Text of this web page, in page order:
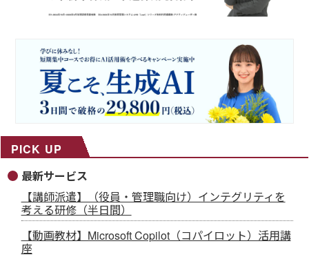
PICK UP
最新サービス
【講師派遣】（役員・管理職向け）インテグリティを
考える研修（半日間）
【動画教材】Microsoft Copilot（コパイロット）活用講
座